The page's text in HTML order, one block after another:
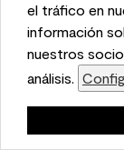
and to
We also share
with our social
partners.
el tráfico en
información
nuestros
análisis.
paints-stains/
paint
Benjamin
a month ago